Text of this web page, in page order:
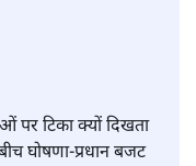
पर टिका क्यों दिखता
घोषणा-प्रधान बजट